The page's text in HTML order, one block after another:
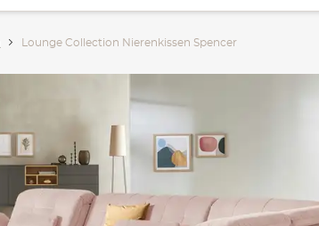
Lounge Collection Nierenkissen Spencer